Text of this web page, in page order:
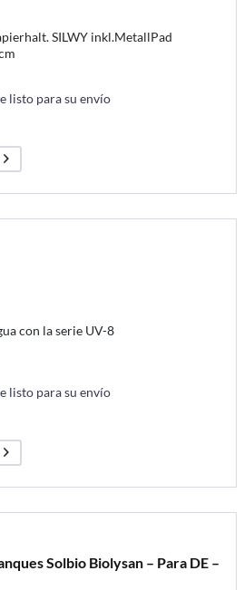
SILWY inkl.MetallPad
listo para su envío
con la serie UV-8
listo para su envío
Solbio Biolysan – Para DE –